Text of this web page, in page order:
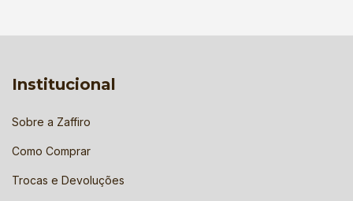
Institucional
Sobre a Zaffiro
Como Comprar
Trocas e Devoluções